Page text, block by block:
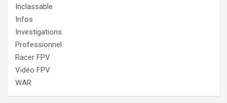
Inclassable
Infos
Investigations.
Professionnel
Racer FPV
Vidéo FPV
WAR